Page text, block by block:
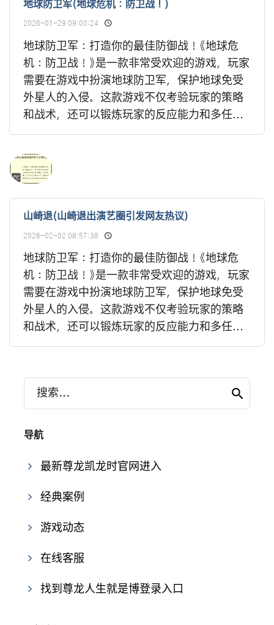
地球防卫军(地球危机：防卫战！)
2026-01-29 09:00:24
地球防卫军：打造你的最佳防御战！《地球危
机：防卫战！》是一款非常受欢迎的游戏，玩家
需要在游戏中扮演地球防卫军，保护地球免受
外星人的入侵。这款游戏不仅考验玩家的策略
和战术，还可以锻炼玩家的反应能力和多任...
山崎退(山崎退出演艺圈引发网友热议)
2026-02-02 08:57:38
地球防卫军：打造你的最佳防御战！《地球危
机：防卫战！》是一款非常受欢迎的游戏，玩家
需要在游戏中扮演地球防卫军，保护地球免受
外星人的入侵。这款游戏不仅考验玩家的策略
和战术，还可以锻炼玩家的反应能力和多任...
搜索...
导航
最新尊龙凯龙时官网进入
经典案例
游戏动态
在线客服
找到尊龙人生就是博登录入口